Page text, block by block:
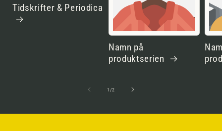
Tidskrifter & Periodica
Namn på
produktserien
1 /av
2